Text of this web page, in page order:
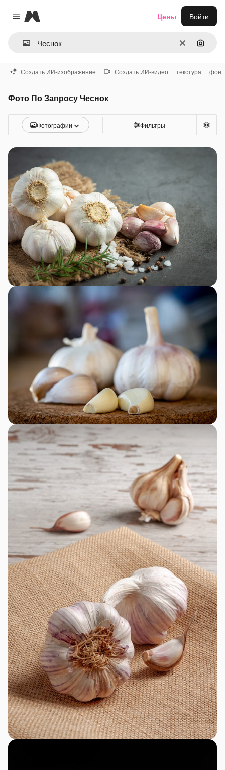
Close menu
Magnific
ОчиститьПоиск
Цены Войти
Создать ИИ-изображение Создать ИИ-видео текстура фон
Фото По Запросу Чеснок
Фотографии Фильтры